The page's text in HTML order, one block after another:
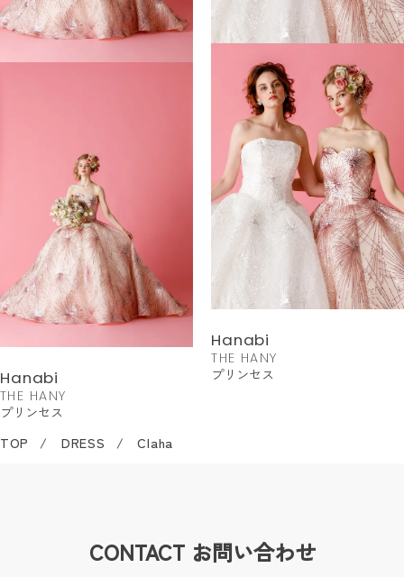
Hanabi
THE HANY
プリンセス
Hanabi
THE HANY
プリンセス
TOP DRESS Claha
CONTACT お問い合わせ